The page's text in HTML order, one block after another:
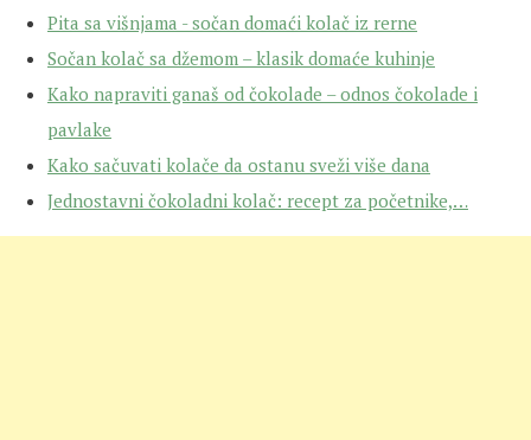
Pita sa višnjama - sočan domaći kolač iz rerne
Sočan kolač sa džemom – klasik domaće kuhinje
Kako napraviti ganaš od čokolade – odnos čokolade i
pavlake
Kako sačuvati kolače da ostanu sveži više dana
Jednostavni čokoladni kolač: recept za početnike,…